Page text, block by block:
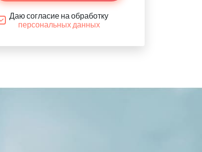
Даю согласие на обработку
персональных данных